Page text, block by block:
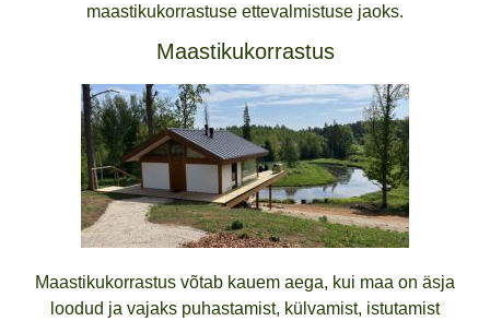
maastikukorrastuse ettevalmistuse jaoks.
Maastikukorrastus
Maastikukorrastus võtab kauem aega, kui maa on äsja
loodud ja vajaks puhastamist, külvamist, istutamist